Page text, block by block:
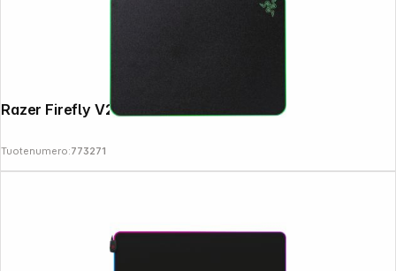
Razer Firefly V2
Tuotenumero:773271